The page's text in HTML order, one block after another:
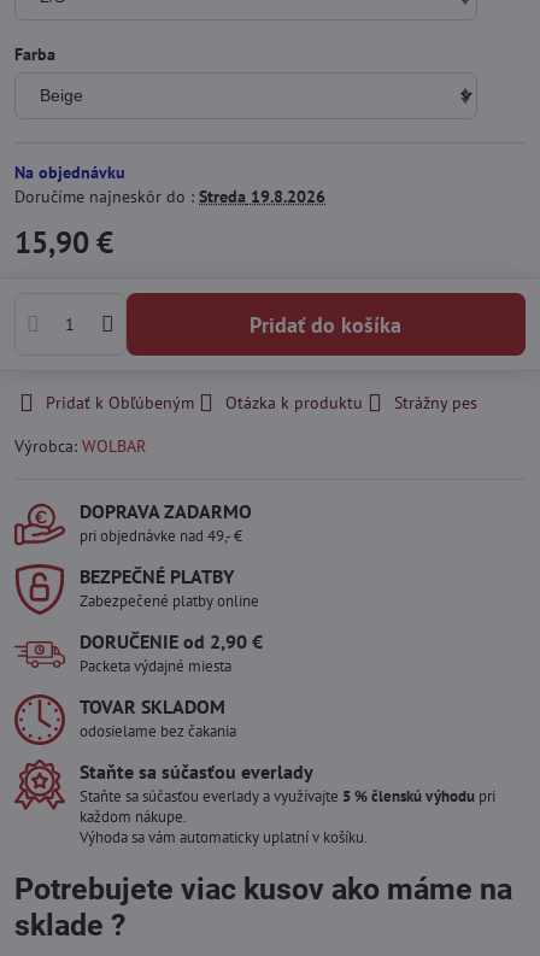
Farba
Na objednávku
Doručíme najneskôr do : Streda 19.8.2026
15,90 €
Pridať do košíka
Pridať k Obľúbeným Otázka k produktu
Strážny pes
Výrobca: WOLBAR
DOPRAVA ZADARMO
pri objednávke nad 49,- €
BEZPEČNÉ PLATBY
Zabezpečené platby online
DORUČENIE od 2,90 €
Packeta výdajné miesta
TOVAR SKLADOM
odosielame bez čakania
Staňte sa súčasťou everlady
Staňte sa súčasťou everlady a využívajte 5 % členskú výhodu pri
každom nákupe.
Výhoda sa vám automaticky uplatní v košíku.
Potrebujete viac kusov ako máme na
sklade ?